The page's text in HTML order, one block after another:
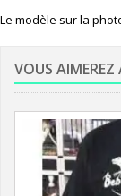
Le modèle sur la
VOUS AIMEREZ